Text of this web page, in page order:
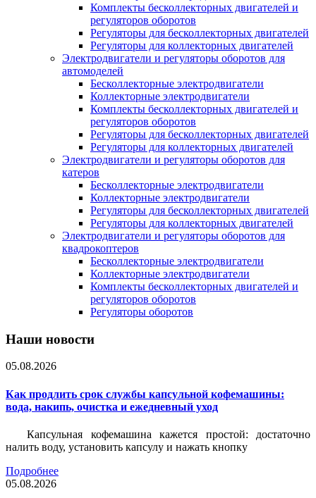
Комплекты бесколлекторных двигателей и
регуляторов оборотов
Регуляторы для бесколлекторных двигателей
Регуляторы для коллекторных двигателей
Электродвигатели и регуляторы оборотов для
автомоделей
Бесколлекторные электродвигатели
Коллекторные электродвигатели
Комплекты бесколлекторных двигателей и
регуляторов оборотов
Регуляторы для бесколлекторных двигателей
Регуляторы для коллекторных двигателей
Электродвигатели и регуляторы оборотов для
катеров
Бесколлекторные электродвигатели
Коллекторные электродвигатели
Регуляторы для бесколлекторных двигателей
Регуляторы для коллекторных двигателей
Электродвигатели и регуляторы оборотов для
квадрокоптеров
Бесколлекторные электродвигатели
Коллекторные электродвигатели
Комплекты бесколлекторных двигателей и
регуляторов оборотов
Регуляторы оборотов
Наши новости
05.08.2026
Как продлить срок службы капсульной кофемашины:
вода, накипь, очистка и ежедневный уход
Капсульная кофемашина кажется простой: достаточно
налить воду, установить капсулу и нажать кнопку
Подробнее
05.08.2026